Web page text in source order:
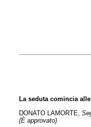
La seduta comincia alle
DONATO LAMORTE,
(È approvato).